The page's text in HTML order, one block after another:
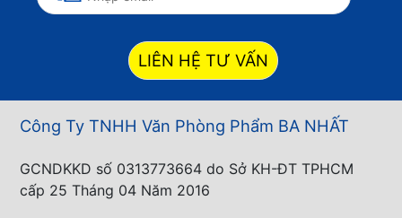
LIÊN HỆ TƯ VẤN
Công Ty TNHH Văn Phòng Phẩm BA NHẤT
GCNDKKD số 0313773664 do Sở KH-ĐT TPHCM
cấp 25 Tháng 04 Năm 2016